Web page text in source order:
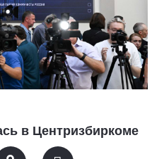
в Центризбиркоме